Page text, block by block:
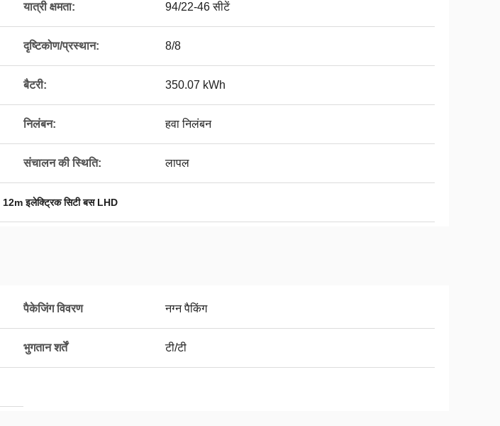
यात्री क्षमता: 94/22-46 सीटें
दृष्टिकोण/प्रस्थान: 8/8
बैटरी: 350.07 kWh
निलंबन: हवा निलंबन
संचालन की स्थिति: लापल
12m इलेक्ट्रिक सिटी बस LHD
पैकेजिंग विवरण नग्न पैकिंग
भुगतान शर्तें टी/टी